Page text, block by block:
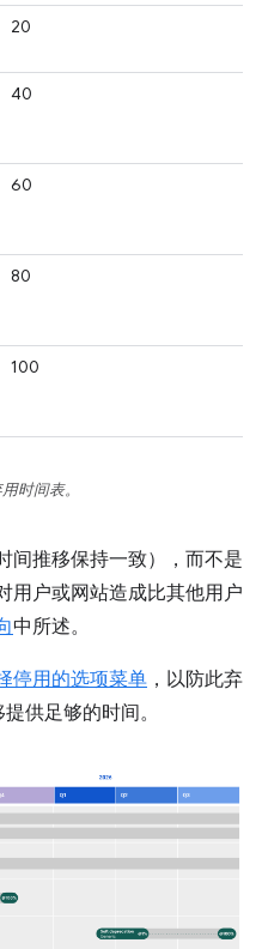
20
40
60
80
100
时间表。
间推移保持一致），而不是
用户或网站造成比其他用户
中所述。
停用的选项菜单 ，以防此弃
供足够的时间。